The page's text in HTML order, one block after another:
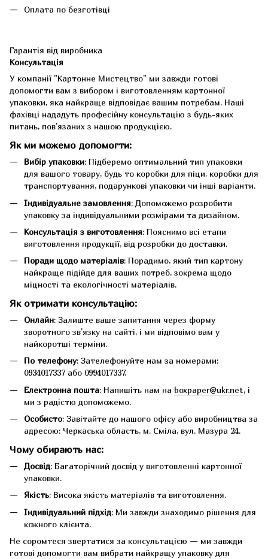
Оплата по безготівці
Гарантія від виробника
Консультація
У компанії "Картонне Мистецтво" ми завжди готові
допомогти вам з вибором і виготовленням картонної
упаковки, яка найкраще відповідає вашим потребам. Наші
фахівці нададуть професійну консультацію з будь-яких
питань, пов'язаних з нашою продукцією.
Як ми можемо допомогти:
Вибір упаковки: Підберемо оптимальний тип упаковки
для вашого товару, будь то коробки для піци, коробки для
транспортування, подарункові упаковки чи інші варіанти.
Індивідуальне замовлення: Допоможемо розробити
упаковку за індивідуальними розмірами та дизайном.
Консультація з виготовлення: Пояснимо всі етапи
виготовлення продукції, від розробки до доставки.
Поради щодо матеріалів: Порадимо, який тип картону
найкраще підійде для ваших потреб, зокрема щодо
міцності та екологічності матеріалів.
Як отримати консультацію:
Онлайн: Залиште ваше запитання через форму
зворотного зв'язку на сайті, і ми відповімо вам у
найкоротші терміни.
По телефону: Зателефонуйте нам за номерами:
0934017337 або 0994017337.
Електронна пошта: Напишіть нам на boxpaper@ukr.net, і
ми з радістю допоможемо.
Особисто: Завітайте до нашого офісу або виробництва за
адресою: Черкаська область, м. Сміла, вул. Мазура 24.
Чому обирають нас:
Досвід: Багаторічний досвід у виготовленні картонної
упаковки.
Якість: Висока якість матеріалів та виготовлення.
Індивідуальний підхід: Ми завжди знаходимо рішення для
кожного клієнта.
Не соромтеся звертатися за консультацією — ми завжди
готові допомогти вам вибрати найкращу упаковку для